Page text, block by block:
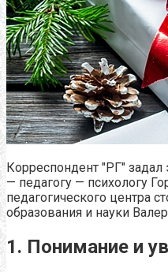
Корреспондент "РГ"
— педагогу — психологу
педагогического центра
образования и науки
1. Понимание и